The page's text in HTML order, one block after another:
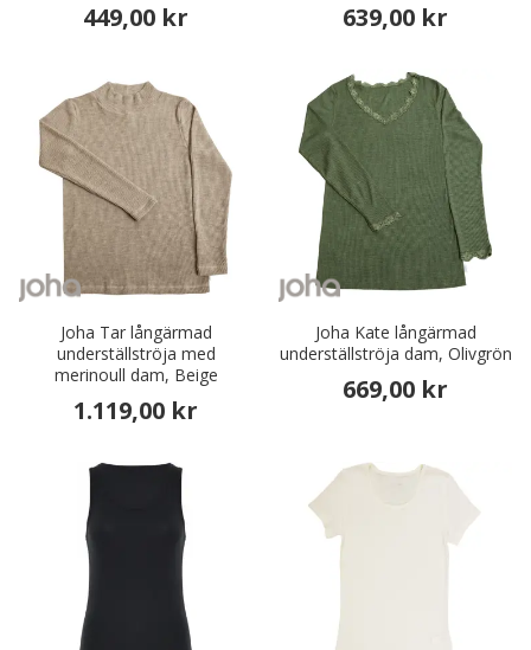
449,00 kr 639,00 kr
Joha Tar långärmad
underställströja med
merinoull dam, Beige
1.119,00 kr
Joha Kate långärmad
underställströja dam, Olivgrön
669,00 kr